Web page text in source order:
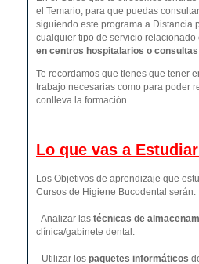
el Temario, para que puedas
siguiendo este programa a Distancia
cualquier tipo de servicio relacionado
en centros hospitalarios o
Te recordamos que tienes que tener
trabajo necesarias como para poder
conlleva la formación.
Lo que vas a
Los Objetivos de aprendizaje que
Cursos de Higiene Bucodental serán:
- Analizar las técnicas de
clínica/gabinete dental.
- Utilizar los paquetes informáticos